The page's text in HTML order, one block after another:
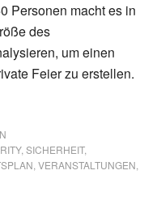
Personen macht es in
des
um einen
Feier zu erstellen.
, SICHERHEIT,
VERANSTALTUNGEN